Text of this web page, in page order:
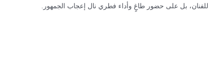
للفنان، بل على حضور طاغٍ وأداء فطري نال إعجاب الجمهور.